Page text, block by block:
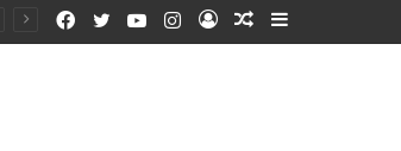
Sidebar
Random
Log
Instagram
YouTube
Twitter
Facebook